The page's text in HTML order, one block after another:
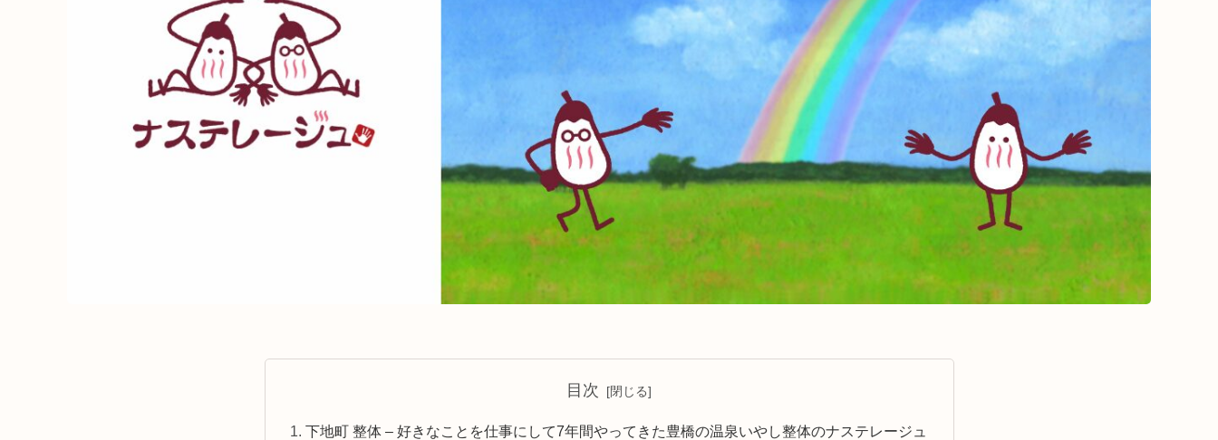
目次
下地町 整体 – 好きなことを仕事にして7年間やってきた豊橋の温泉いやし整体のナステレージュ